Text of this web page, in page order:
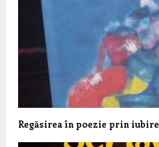
Regăsirea în poezie prin iubire